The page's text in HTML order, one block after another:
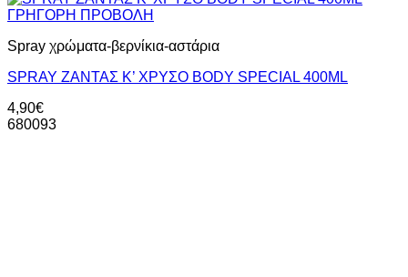
ΓΡΗΓΟΡΗ ΠΡΟΒΟΛΗ
Spray χρώματα-βερνίκια-αστάρια
SPRAY ZANTAΣ Κ’ ΧΡΥΣΟ BODY SPECIAL 400ML
4,90€
680093